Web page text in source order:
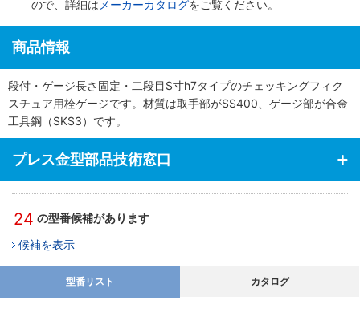
ので、詳細は メーカーカタログをご覧ください。
商品情報
段付・ゲージ長さ固定・二段目S寸h7タイプのチェッキングフィク
スチュア用栓ゲージです。材質は取手部がSS400、ゲージ部が合金
工具鋼（SKS3）です。
プレス金型部品技術窓口
24 の型番候補があります
候補を表示
型番リスト カタログ